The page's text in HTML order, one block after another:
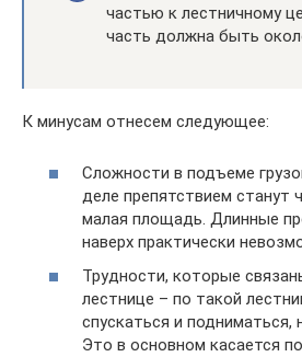
частью к лестничному
часть должна быть
К минусам отнесем следующее:
Сложности в подъеме
деле препятствием станут
малая площадь. Длинные
наверх практически
Трудности, которые
лестнице – по такой
спускаться и подниматься,
Это в основном касается